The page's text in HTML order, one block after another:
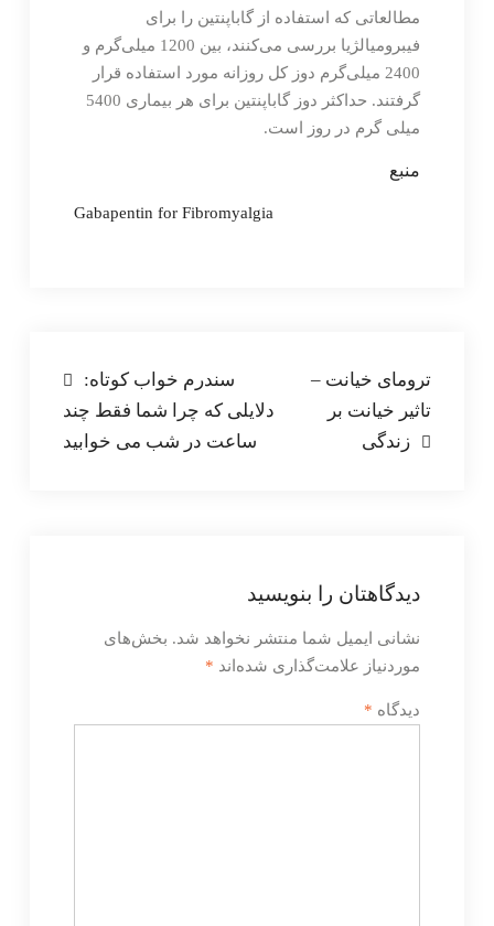
مطالعاتی که استفاده از گاباپنتین را برای
فیبرومیالژیا بررسی می‌کنند، بین 1200 میلی‌گرم و
2400 میلی‌گرم دوز کل روزانه مورد استفاده قرار
گرفتند. حداکثر دوز گاباپنتین برای هر بیماری 5400
میلی گرم در روز است.
منبع
Gabapentin for Fibromyalgia
راهبری
نوشته
سندرم خواب کوتاه:
دلایلی که چرا شما فقط چند
ساعت در شب می خوابید
ترومای خیانت –
تاثیر خیانت بر
زندگی
دیدگاهتان را بنویسید
نشانی ایمیل شما منتشر نخواهد شد. بخش‌های
موردنیاز علامت‌گذاری شده‌اند *
دیدگاه *